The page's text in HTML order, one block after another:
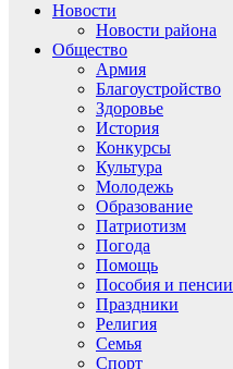
Новости
Новости района
Общество
Армия
Благоустройство
Здоровье
История
Конкурсы
Культура
Молодежь
Образование
Патриотизм
Погода
Помощь
Пособия и пенсии
Праздники
Религия
Семья
Спорт